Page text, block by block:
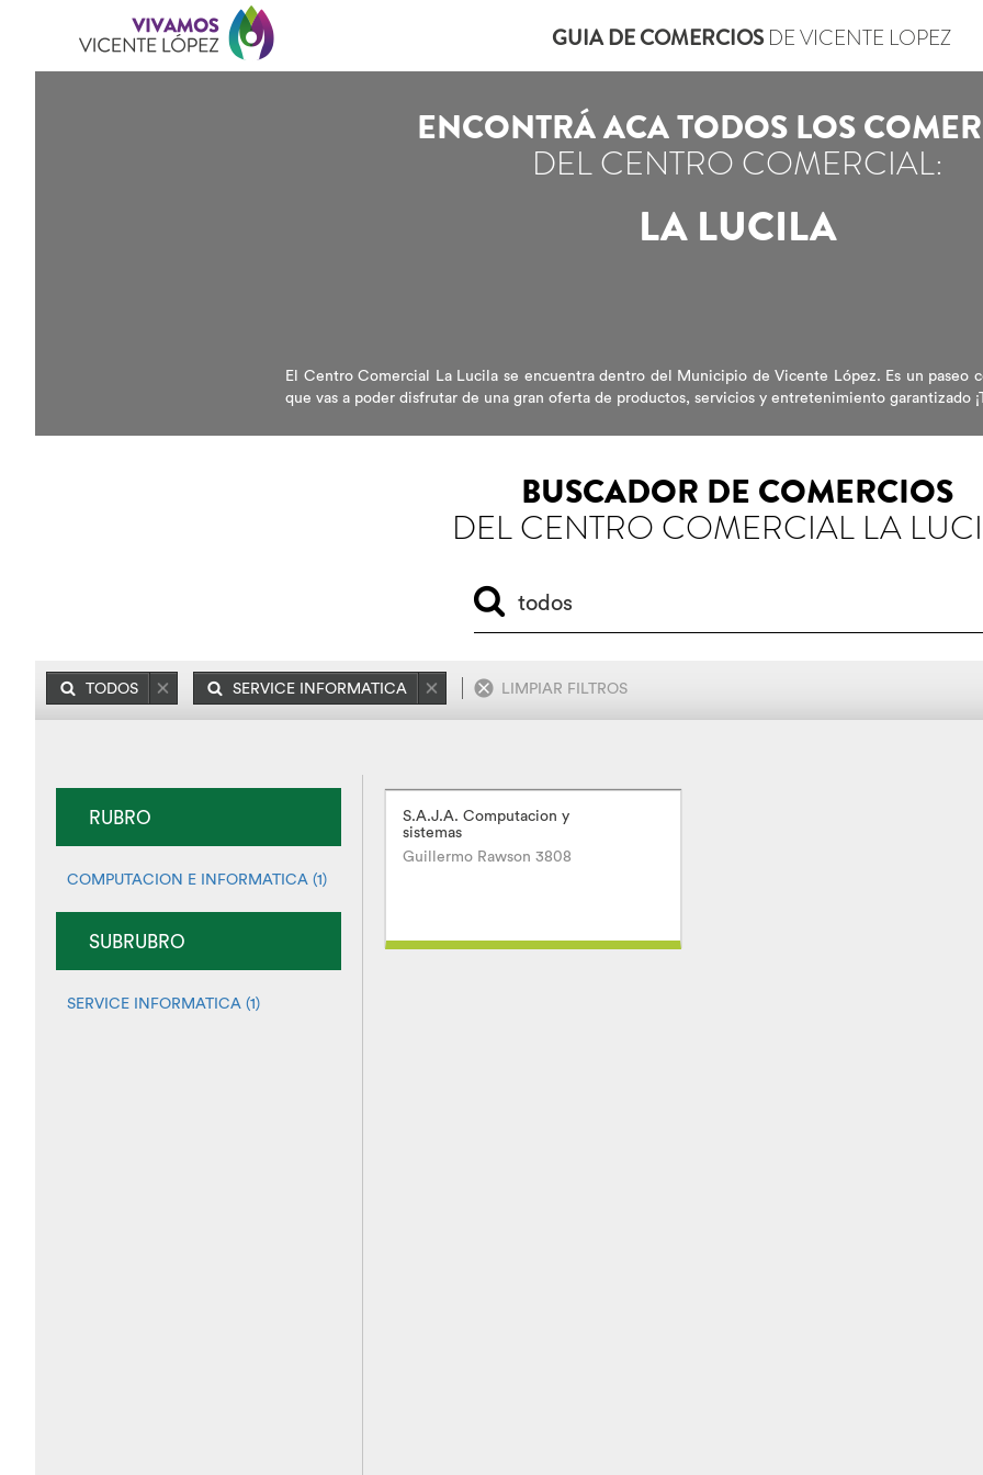
GUIA DE COMERCIOSDE VICENTE LOPEZ
ENCONTRÁ ACA TODOS LOS
DEL CENTRO COMERCIAL:
LA LUCILA
El Centro Comercial La Lucila se encuentra dentro del Municipio de Vicente López. Es un paseo
que vas a poder disfrutar de una gran oferta de productos, servicios y entretenimiento garantizado
BUSCADOR DE COMERCIOS
DEL CENTRO COMERCIAL LA
TODOS SERVICE INFORMATICA LIMPIAR FILTROS
RUBRO
COMPUTACION E INFORMATICA (1)
SUBRUBRO
SERVICE INFORMATICA (1)
S.A.J.A. Computacion y
sistemas
Guillermo Rawson 3808